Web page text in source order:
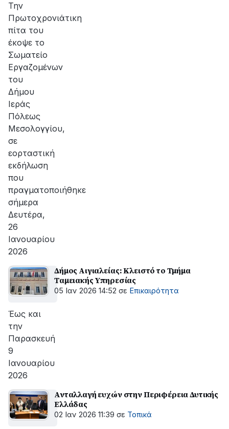
Την
Πρωτοχρονιάτικη
πίτα του
έκοψε το
Σωματείο
Εργαζομένων
του
Δήμου
Ιεράς
Πόλεως
Μεσολογγίου,
σε
εορταστική
εκδήλωση
που
πραγματοποιήθηκε
σήμερα
Δευτέρα,
26
Ιανουαρίου
2026
Δήμος Αιγιαλείας: Κλειστό το Τμήμα
Ταμειακής Υπηρεσίας
05 Ιαν 2026 14:52 σε Επικαιρότητα
Έως και
την
Παρασκευή
9
Ιανουαρίου
2026
Ανταλλαγή ευχών στην Περιφέρεια Δυτικής
Ελλάδας
02 Ιαν 2026 11:39 σε Τοπικά